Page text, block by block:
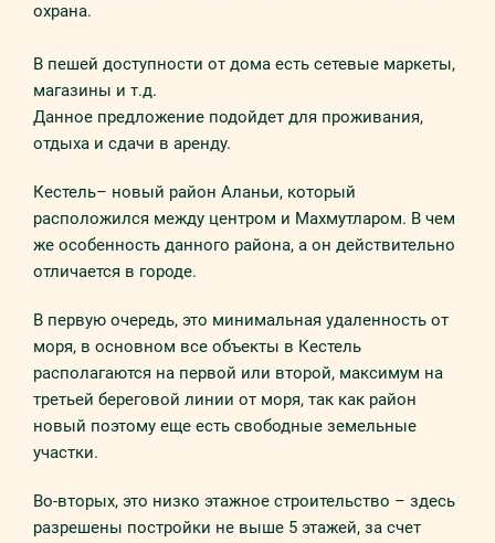
охрана.
В пешей доступности от дома есть сетевые маркеты,
магазины и т.д.
Данное предложение подойдет для проживания,
отдыха и сдачи в аренду.
Кестель– новый район Аланьи, который
расположился между центром и Махмутларом. В чем
же особенность данного района, а он действительно
отличается в городе.
В первую очередь, это минимальная удаленность от
моря, в основном все объекты в Кестель
располагаются на первой или второй, максимум на
третьей береговой линии от моря, так как район
новый поэтому еще есть свободные земельные
участки.
Во-вторых, это низко этажное строительство – здесь
разрешены постройки не выше 5 этажей, за счет